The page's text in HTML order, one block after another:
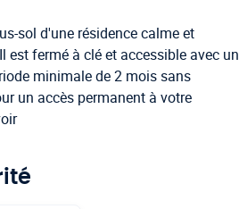
sol d'une résidence calme et
est fermé à clé et accessible avec un
minimale de 2 mois sans
un accès permanent à votre